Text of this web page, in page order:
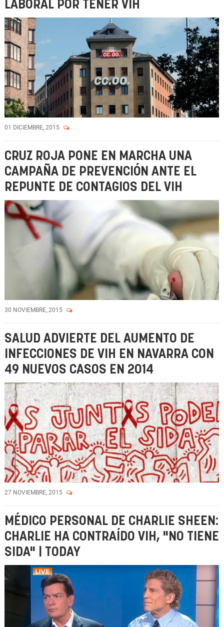
LABORAL POR TENER VIH
01 DICIEMBRE, 2015
CRUZ ROJA PONE EN MARCHA UNA
CAMPAÑA DE PREVENCIÓN ANTE EL
REPUNTE DE CONTAGIOS DEL VIH
30 NOVIEMBRE, 2015
SALUD ADVIERTE DEL AUMENTO DE
INFECCIONES DE VIH EN NAVARRA CON
49 NUEVOS CASOS EN 2014
27 NOVIEMBRE, 2015
MÉDICO PERSONAL DE CHARLIE SHEEN:
CHARLIE HA CONTRAÍDO VIH, "NO TIENE
SIDA" | TODAY